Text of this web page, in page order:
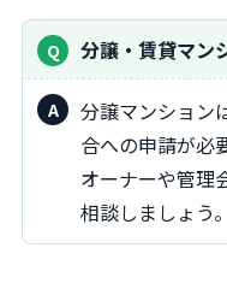
分譲・賃貸マ
分譲マンションは基本的に可能ですが、管理組
合への申請が必
オーナーや管理
相談しましょう。